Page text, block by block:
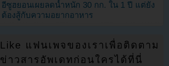
อีซูฮยอนเผยลดน้ำหนัก 30 กก. ใน 1 ปี แต่ยัง
ต้องสู้กับความอยากอาหาร
Like แฟนเพจของเราเพื่อติดตาม
ข่าวสารอัพเดทก่อนใครได้ที่นี่